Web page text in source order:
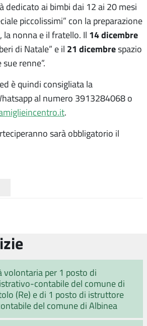
dedicato ai bimbi dai 12 ai 20 mesi
piccolissimi” con la preparazione
la nonna e il fratello. Il 14 dicembre
di Natale” e il 21 dicembrespazio
renne”.
è quindi consigliata la
al numero 3913284068 o
.
sarà obbligatorio il
volontaria per 1 posto di
contabile del comune di
(Re) e di 1 posto di istruttore
del comune di Albinea